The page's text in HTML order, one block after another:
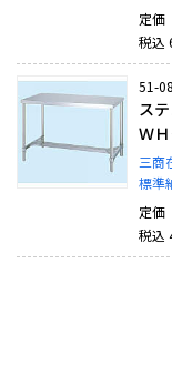
定価
税込
51-
ス
Ｗ
三商
標準
定価
税込